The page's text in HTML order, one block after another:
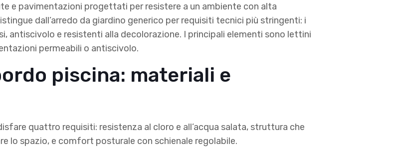
e pavimentazioni progettati per resistere a un ambiente con alta
dall’arredo da giardino generico per requisiti tecnici più stringenti: i
antiscivolo e resistenti alla decolorazione. I principali elementi sono lettini
permeabili o antiscivolo.
piscina: materiali e
quattro requisiti: resistenza al cloro e all’acqua salata, struttura che
lo spazio, e comfort posturale con schienale regolabile.